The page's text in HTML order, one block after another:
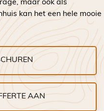
maar ook als
kan het een hele mooie
AAN